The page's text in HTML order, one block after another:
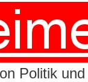
Politik